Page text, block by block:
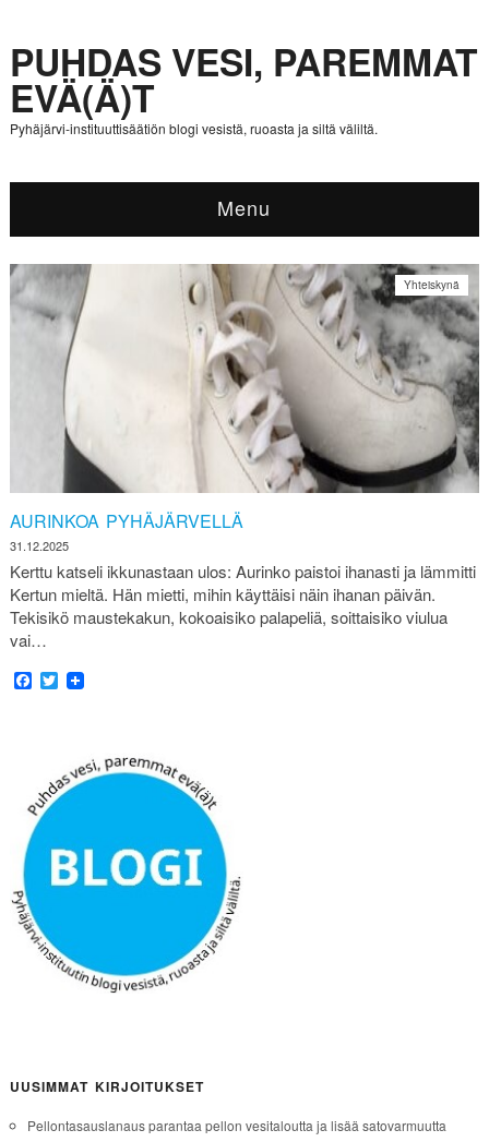
PUHDAS VESI, PAREMMAT
EVÄ(Ä)T
Pyhäjärvi-instituuttisäätiön blogi vesistä, ruoasta ja siltä väliltä.
Menu
AURINKOA PYHÄJÄRVELLÄ
31.12.2025
Yhteiskynä
Kerttu katseli ikkunastaan ulos: Aurinko paistoi ihanasti ja lämmitti
Kertun mieltä. Hän mietti, mihin käyttäisi näin ihanan päivän.
Tekisikö maustekakun, kokoaisiko palapeliä, soittaisiko viulua
vai…
Facebook
Twitter
UUSIMMAT KIRJOITUKSET
Pellontasauslanaus parantaa pellon vesitaloutta ja lisää satovarmuutta